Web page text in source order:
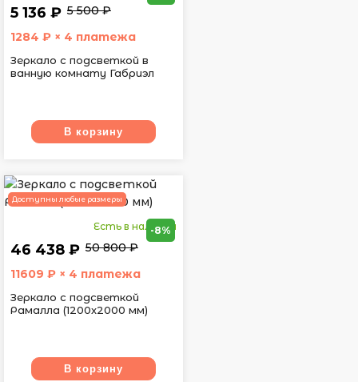
5 136 ₽ 5 500 ₽
1284 ₽ × 4 платежа
Зеркало с подсветкой в
ванную комнату Габриэл
В корзину
Доступны любые размеры
Есть в наличии
46 438 ₽ 50 800 ₽
-8%
11609 ₽ × 4 платежа
Зеркало с подсветкой
Рамалла (1200х2000 мм)
В корзину